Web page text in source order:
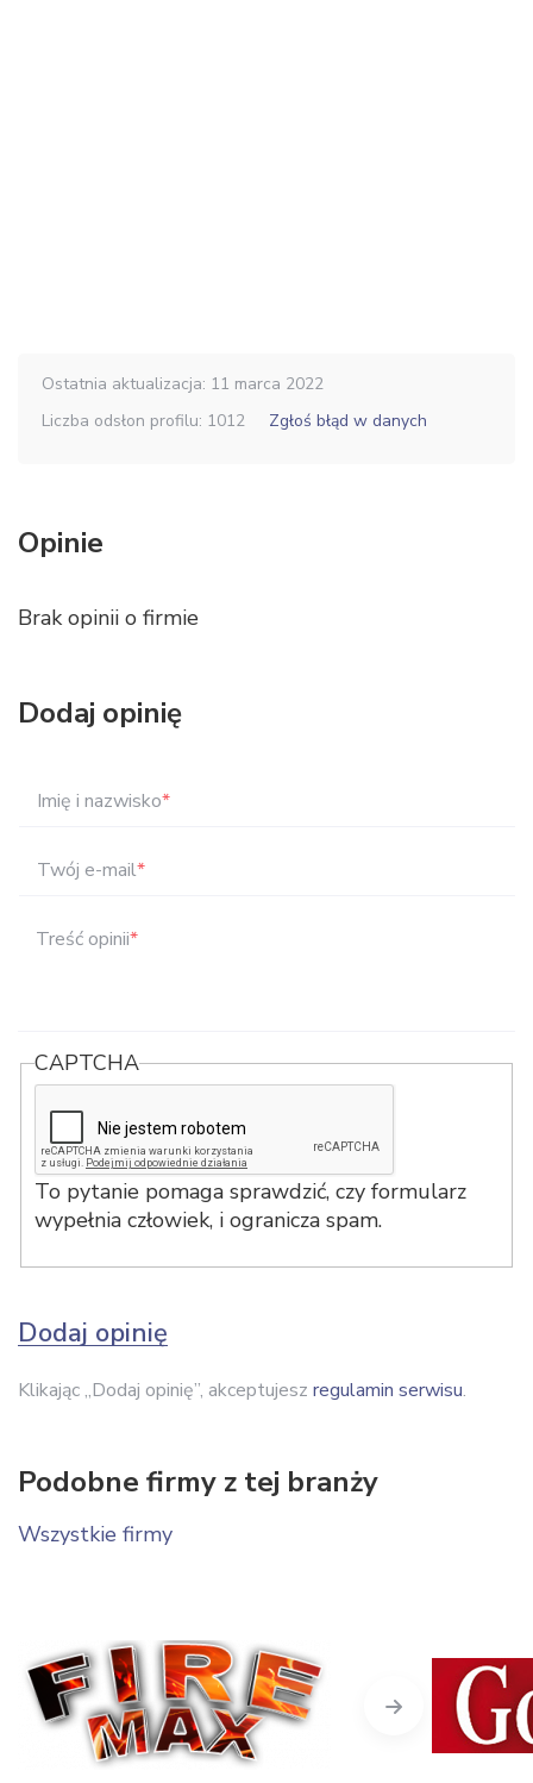
Ostatnia aktualizacja: 11 marca 2022
Liczba odsłon profilu: 1012
Zgłoś błąd w danych
Opinie
Brak opinii o firmie
Dodaj opinię
Imię i nazwisko*
Twój e-mail*
Treść opinii*
CAPTCHA
To pytanie pomaga sprawdzić, czy formularz
wypełnia człowiek, i ogranicza spam.
Dodaj opinię
Klikając „Dodaj opinię”, akceptujesz regulamin serwisu.
Podobne firmy z tej branży
Wszystkie firmy
Next